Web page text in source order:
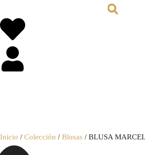
Inicio / Colección / Blusas / BLUSA